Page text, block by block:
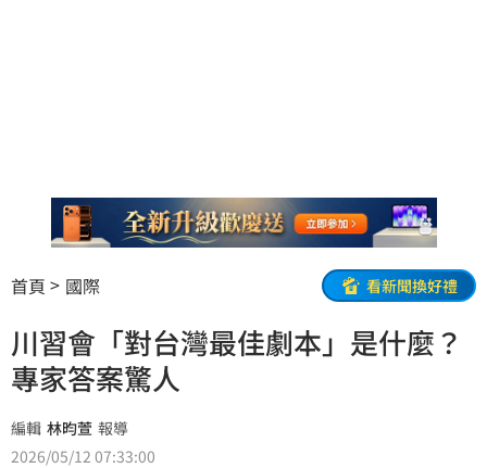
首頁 國際 看新聞換好禮
川習會「對台灣最佳劇本」是什麼？
專家答案驚人
編輯 林昀萱 報導
2026/05/12 07:33:00